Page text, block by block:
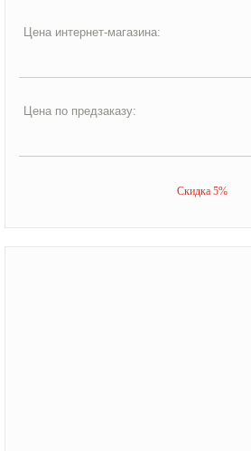
Цена интернет-магазина:
Цена по предзаказу:
Скидка 5%